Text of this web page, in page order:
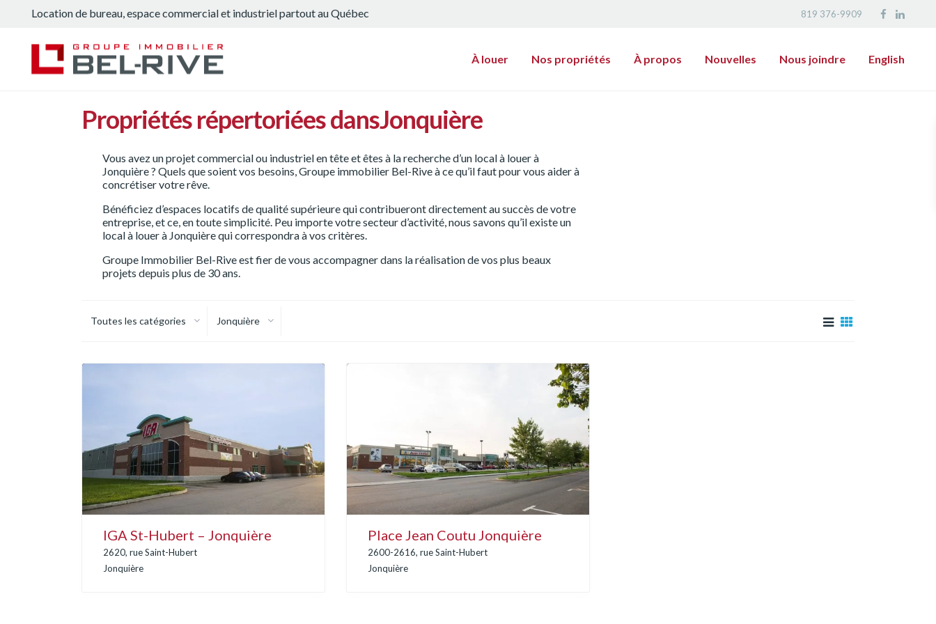
Nos propriétés
Location de bureau, espace commercial et industriel partout au Québec 819 376-9909
À louer Nos propriétés À propos Nouvelles Nous joindre English
Propriétés répertoriées dansJonquière
Vous avez un projet commercial ou industriel en tête et êtes à la recherche d’un local à louer à
Jonquière ? Quels que soient vos besoins, Groupe immobilier Bel-Rive à ce qu’il faut pour vous aider à
concrétiser votre rêve.
Bénéficiez d’espaces locatifs de qualité supérieure qui contribueront directement au succès de votre
entreprise, et ce, en toute simplicité. Peu importe votre secteur d’activité, nous savons qu’il existe un
local à louer à Jonquière qui correspondra à vos critères.
Groupe Immobilier Bel-Rive est fier de vous accompagner dans la réalisation de vos plus beaux
projets depuis plus de 30 ans.
Toutes les catégories Jonquière
IGA St-Hubert – Jonquière
2620, rue Saint-Hubert
Jonquière
Place Jean Coutu Jonquière
2600-2616, rue Saint-Hubert
Jonquière